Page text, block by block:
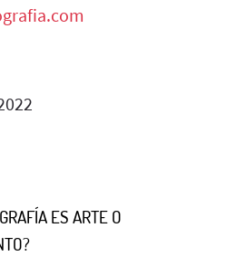
ES ARTE O